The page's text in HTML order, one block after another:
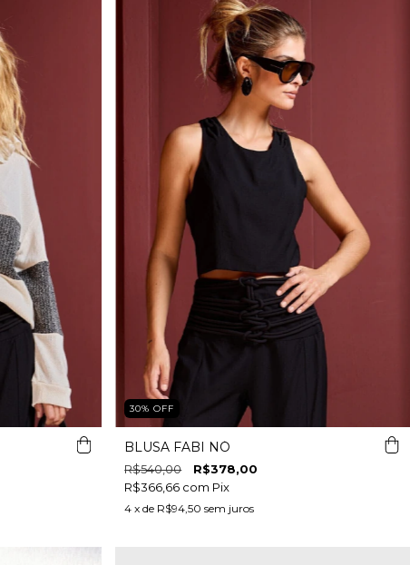
30%OFF
BLUSA FABI NÓ
R$540,00
R$378,00
R$366,66 com Pix
4 x de R$94,50 sem juros